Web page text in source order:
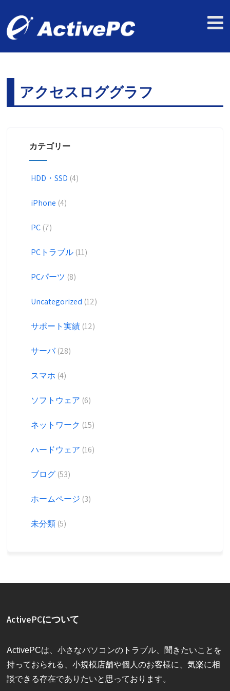
アクセスロググラフ
カテゴリー
HDD・SSD (4)
iPhone (4)
PC(7)
PCトラブル(11)
PCパーツ (8)
Uncategorized (12)
サポート実績(12)
サーバ(28)
スマホ (4)
ソフトウェア (6)
ネットワーク (15)
ハードウェア (16)
ブログ(53)
ホームページ (3)
未分類(5)
ActivePCについて
ActivePCは、小さなパソコンのトラブル、聞きたいことを
持っておられる、小規模店舗や個人のお客様に、気楽に相
談できる存在でありたいと思っております。